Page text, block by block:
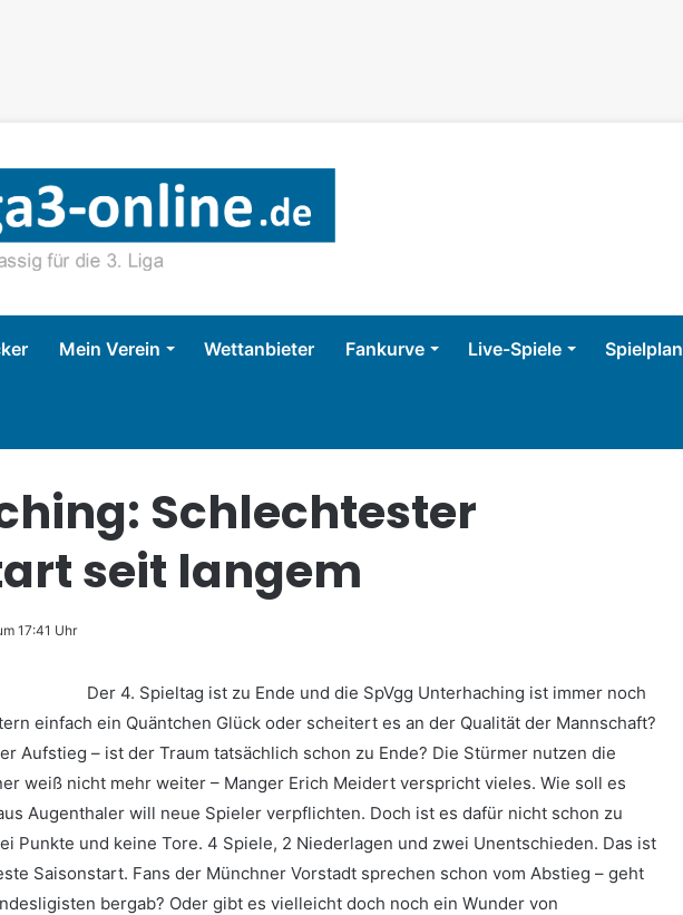
Mein Verein Wettanbieter Fankurve Live-Spiele Spielplan
Schlechtester
seit langem
17:41 Uhr
Der 4. Spieltag ist zu Ende und die SpVgg Unterhaching ist immer noch
einfach ein Quäntchen Glück oder scheitert es an der Qualität der Mannschaft?
Aufstieg – ist der Traum tatsächlich schon zu Ende? Die Stürmer nutzen die
weiß nicht mehr weiter – Manger Erich Meidert verspricht vieles. Wie soll es
Augenthaler will neue Spieler verpflichten. Doch ist es dafür nicht schon zu
Punkte und keine Tore. 4 Spiele, 2 Niederlagen und zwei Unentschieden. Das ist
Saisonstart. Fans der Münchner Vorstadt sprechen schon vom Abstieg – geht
bergab? Oder gibt es vielleicht doch noch ein Wunder von